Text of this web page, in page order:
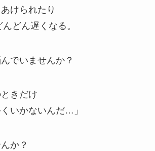
けられたり
どん遅くなる。
でいませんか？
ときだけ
いかないんだ…」
か？